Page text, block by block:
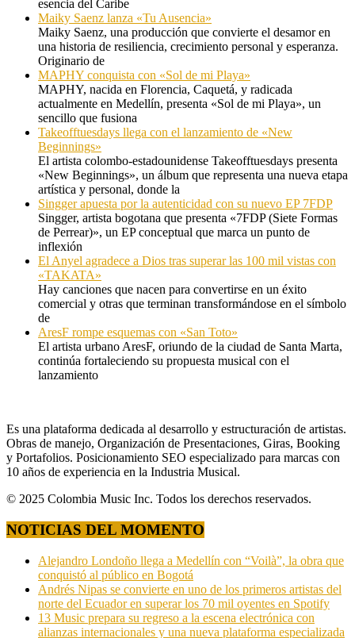
esencia del Caribe
Maiky Saenz lanza «Tu Ausencia»
Maiky Saenz, una producción que convierte el desamor en
una historia de resiliencia, crecimiento personal y esperanza.
Originario de
MAPHY conquista con «Sol de mi Playa»
MAPHY, nacida en Florencia, Caquetá, y radicada
actualmente en Medellín, presenta «Sol de mi Playa», un
sencillo que fusiona
Takeofftuesdays llega con el lanzamiento de «New
Beginnings»
El artista colombo-estadounidense Takeofftuesdays presenta
«New Beginnings», un álbum que representa una nueva etapa
artística y personal, donde la
Singger apuesta por la autenticidad con su nuevo EP 7FDP
Singger, artista bogotana que presenta «7FDP (Siete Formas
de Perrear)», un EP conceptual que marca un punto de
inflexión
El Anyel agradece a Dios tras superar las 100 mil vistas con
«TAKATA»
Hay canciones que nacen para convertirse en un éxito
comercial y otras que terminan transformándose en el símbolo
de
AresF rompe esquemas con «San Toto»
El artista urbano AresF, oriundo de la ciudad de Santa Marta,
continúa fortaleciendo su propuesta musical con el
lanzamiento
Es una plataforma dedicada al desarrollo y estructuración de artistas.
Obras de manejo, Organización de Presentaciones, Giras, Booking
y Portafolios. Posicionamiento SEO especializado para marcas con
10 años de experiencia en la Industria Musical.
© 2025 Colombia Music Inc. Todos los derechos reservados.
NOTICIAS DEL MOMENTO
Alejandro Londoño llega a Medellín con “Voilà”, la obra que
conquistó al público en Bogotá
Andrés Nipas se convierte en uno de los primeros artistas del
norte del Ecuador en superar los 70 mil oyentes en Spotify
13 Music prepara su regreso a la escena electrónica con
alianzas internacionales y una nueva plataforma especializada